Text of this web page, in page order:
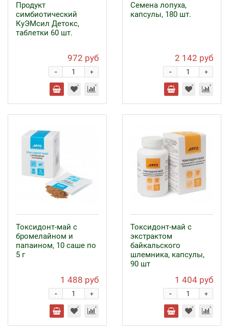
Продукт
симбиотический
КуЭМсил Детокс,
таблетки 60 шт.
972 руб
+
-
Семена лопуха,
капсулы, 180 шт.
2 142 руб
+
-
Токсидонт-май с
бромелайном и
папаином, 10 саше по
5 г
1 488 руб
+
-
Токсидонт-май с
экстрактом
байкальского
шлемника, капсулы,
90 шт
1 404 руб
+
-